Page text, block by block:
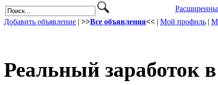
Добавить объявление | >>Все объявления<< | Мой профиль |
Реальный заработок